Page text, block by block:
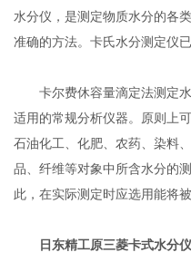
水分仪，是测定物质水分的各
准确的方法。卡氏水分测定仪
卡尔费休容量滴定法测定水
适用的常规分析仪器。原则上
石油化工、化肥、农药、染料
品、纤维等对象中所含水分的
此，在实际测定时应选用能将
日东精工原三菱卡式水分